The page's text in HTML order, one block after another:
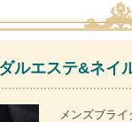
ルエステ&ネイ
メンズブラ